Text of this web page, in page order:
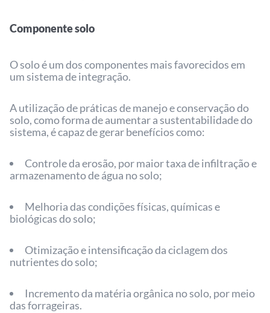
Componente solo
O solo é um dos componentes mais favorecidos em
um sistema de integração.
A utilização de práticas de manejo e conservação do
solo, como forma de aumentar a sustentabilidade do
sistema, é capaz de gerar benefícios como:
Controle da erosão, por maior taxa de infiltração e
armazenamento de água no solo;
Melhoria das condições físicas, químicas e
biológicas do solo;
Otimização e intensificação da ciclagem dos
nutrientes do solo;
Incremento da matéria orgânica no solo, por meio
das forrageiras.